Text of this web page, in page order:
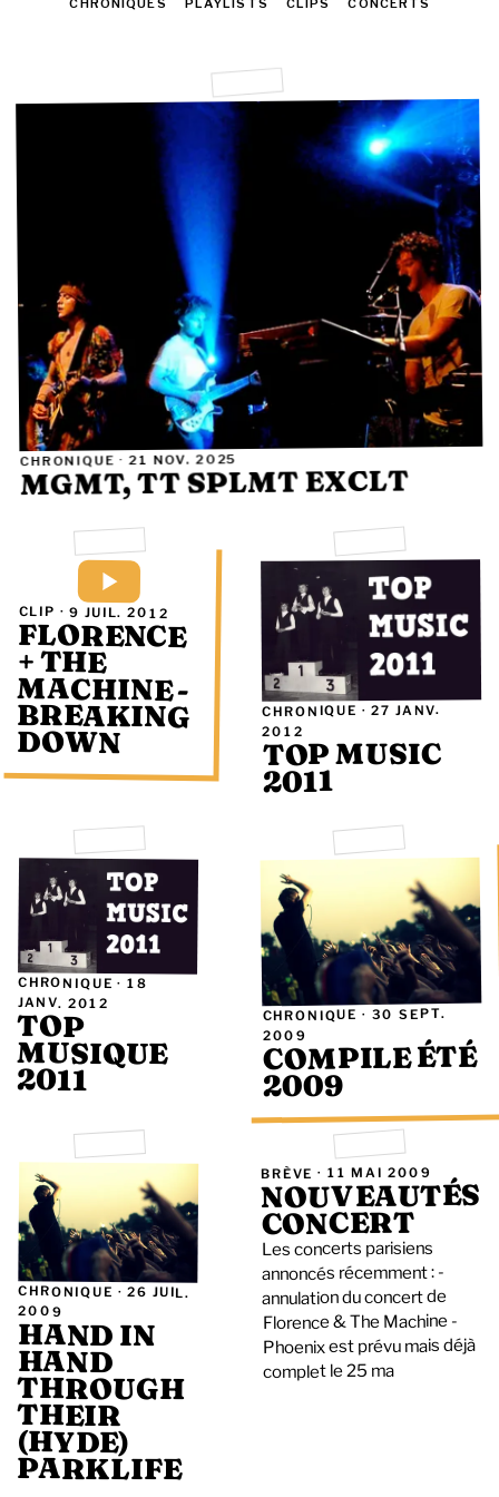
CHRONIQUES PLAYLISTS CLIPS CONCERTS
CHRONIQUE ·21 NOV. 2025
MGMT, TT SPLMT EXCLT
CLIP ·9 JUIL. 2012
FLORENCE
+ THE
MACHINE -
BREAKING
DOWN
CHRONIQUE ·27 JANV.
2012
TOP MUSIC
2011
CHRONIQUE ·18
JANV. 2012
TOP
MUSIQUE
2011
CHRONIQUE · 30 SEPT.
2009
COMPILE ÉTÉ
2009
CHRONIQUE ·26 JUIL.
2009
HAND IN
HAND
THROUGH
THEIR
(HYDE)
PARKLIFE
BRÈVE ·11 MAI 2009
NOUVEAUTÉS
CONCERT
Les concerts parisiens
annoncés récemment : -
annulation du concert de
Florence & The Machine -
Phoenix est prévu mais déjà
complet le 25 ma